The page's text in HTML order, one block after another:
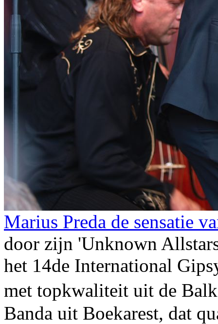
Marius Preda de sensatie
door zijn 'Unknown
het 14de International
met topkwaliteit uit de
Banda uit Boekarest, dat